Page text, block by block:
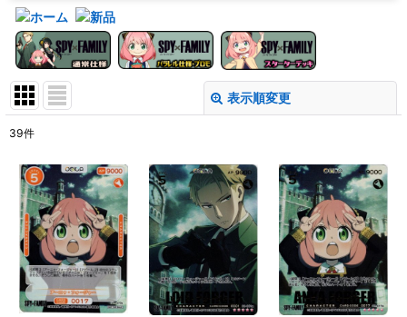
表示順変更
在庫あり
並び順:
絞り込む
39件